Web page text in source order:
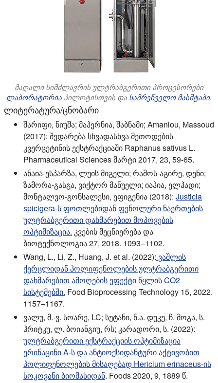
მაღალი სიმძლავრის ულტრაბგერითი პროცესორები
ლაბორატორია პილოტისთვის და სამრეწველო მასშტაბი.
ლიტერატურა/ცნობარი
შარიფი, ნიუშა; მაჰერნია, შაბნამი; Amanlou, Massoud
(2017): შედარება სხვადასხვა მეთოდების
კვერცეტინის ექსტრაქციაში Raphanus sativus L.
Pharmaceutical Sciences მარტი 2017, 23, 59-65.
ანაია-ესპარზა, ლუის მიგელი; რამოს-აგირე, დენი;
ზამორა-გასგა, ვიქტორ მანუელი; იაჰია, ელჰადი;
მონტალვო-გონსალესი, ეფიგენია (2018): Justicia
spicigera-ს ფოთლებიდან ფენოლური ნაერთების
ულტრაბგერითი დახმარებით მოპოვების
ოპტიმიზაცია. კვების მეცნიერება და
ბიოტექნოლოგია 27, 2018. 1093–1102.
Wang, L., Li, Z., Huang, J. et al. (2022): ვაშლის
ქერცლიდან პოლიფენოლების ულტრაბგერითი
დახმარებით ამოღების ეფექტი წყლის CO2
სისტემებში. Food Bioprocessing Technology 15, 2022.
1157–1167.
ვალუ, მ.-ვ. სოარე, LC; სუტანი, ნ.ა. დუკუ, ჩ. მოგა, ს.
ჰრიტკუ, ლ. ბოიანგიუ, რს; კარადორი, ს. (2022):
ულტრაბგერითი ექსტრაქციის ოპტიმიზაცია
ერინაცინი A-ს და ანტიოქსიდანტური აქტივობით
პოლიფენოლების მისაღებად Hericium erinaceus-ის
სოკოვანი ბიომასიდან. Foods 2020, 9, 1889 წ.